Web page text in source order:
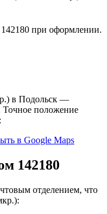
при оформлении.
в Подольск —
Точное положение
в Google Maps
142180
отделением, что